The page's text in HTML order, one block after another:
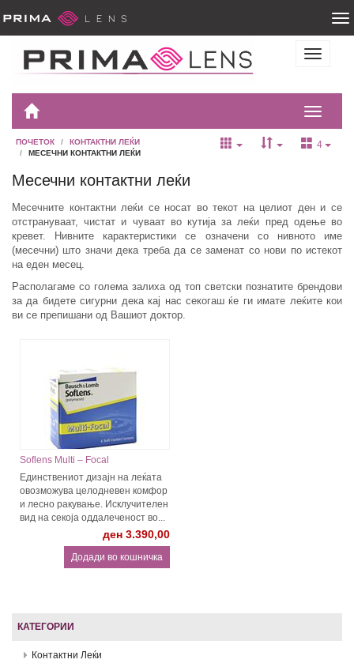
ПОЧЕТОК
КОНТАКТНИ ЛЕЌИ
МЕСЕЧНИ КОНТАКТНИ ЛЕЌИ
4
Месечни контактни леќи
Месечните контактни леќи се носат во текот на целиот ден и се
отстрануваат, чистат и чуваат во кутија за леќи пред одење во
кревет. Нивните карактеристики се означени со нивното име
(месечни) што значи дека треба да се заменат со нови по истекот
на еден месец.
Располагаме со голема залиха од топ светски познатите брендови
за да бидете сигурни дека кај нас секогаш ќе ги имате леќите кои
ви се препишани од Вашиот доктор.
Soflens Multi – Focal
Единствениот дизајн на леќата
овозможува целодневен комфор
и лесно ракување. Исклучителен
вид на секоја оддалеченост во...
ден 3.390,00
КАТЕГОРИИ
Контактни Леќи